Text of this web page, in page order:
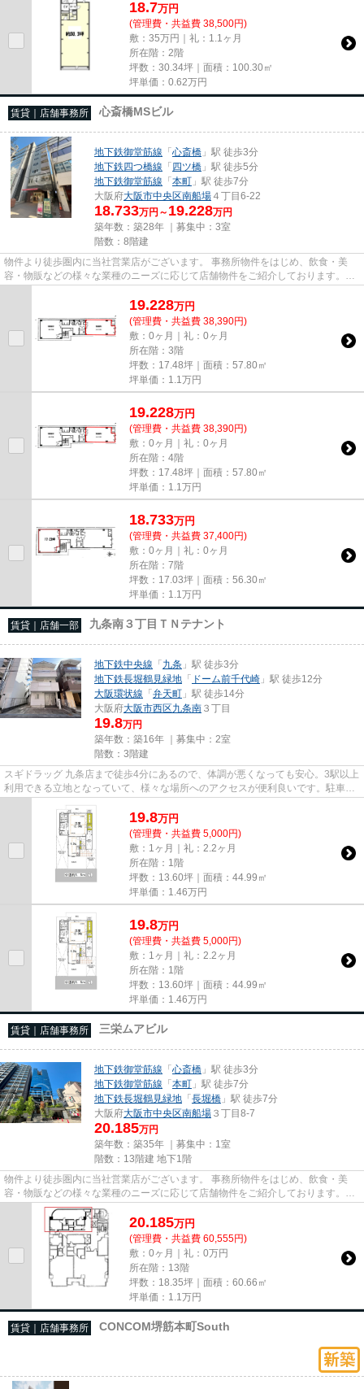
18.7万円
(管理費・共益費 38,500円)
敷：35万円｜礼：1.1ヶ月
所在階：2階
坪数：30.34坪｜面積：100.30㎡
坪単価： 0.62万円
賃貸｜店舗事務所 心斎橋MSビル
地下鉄御堂筋線 「心斎橋 」駅 徒歩3分
地下鉄四つ橋線 「四ツ橋 」駅 徒歩5分
地下鉄御堂筋線 「本町 」駅 徒歩7分
大阪府大阪市中央区南船場 ４丁目6-22
18.733万円～ 19.228万円
築年数：築28年 ｜募集中： 3室
階数：8階建
物件より徒歩圏内に当社営業店がございます。 事務所物件をはじめ、飲食・美
容・物販などの様々な業種のニーズに応じて店舗物件をご紹介しております。
尚、弊社ではおとり広告は一切...
19.228万円
(管理費・共益費 38,390円)
敷：0ヶ月｜礼：0ヶ月
所在階：3階
坪数：17.48坪｜面積：57.80㎡
坪単価： 1.1 万円
19.228万円
(管理費・共益費 38,390円)
敷：0ヶ月｜礼：0ヶ月
所在階：4階
坪数：17.48坪｜面積：57.80㎡
坪単価： 1.1 万円
18.733万円
(管理費・共益費 37,400円)
敷：0ヶ月｜礼：0ヶ月
所在階：7階
坪数：17.03坪｜面積：56.30㎡
坪単価： 1.1 万円
賃貸｜店舗一部 九条南３丁目ＴＮテナント
地下鉄中央線 「九条 」駅 徒歩3分
地下鉄長堀鶴見緑地 「 ドーム前千代崎 」駅 徒歩12分
大阪環状線 「弁天町 」駅 徒歩14分
大阪府大阪市西区九条南 ３丁目
19.8万円
築年数：築16年 ｜募集中： 2室
階数：3階建
スギドラッグ 九条店まで徒歩4分にあるので、体調が悪くなっても安心。3駅以上
利用できる立地となっていて、様々な場所へのアクセスが便利良いです。駐車場
までの距離は300mです。周辺...
19.8万円
(管理費・共益費 5,000円)
敷：1ヶ月｜礼：2.2ヶ月
所在階：1階
坪数：13.60坪｜面積：44.99㎡
坪単価： 1.46万円
19.8万円
(管理費・共益費 5,000円)
敷：1ヶ月｜礼：2.2ヶ月
所在階：1階
坪数：13.60坪｜面積：44.99㎡
坪単価： 1.46万円
賃貸｜店舗事務所 三栄ムアビル
地下鉄御堂筋線 「心斎橋 」駅 徒歩3分
地下鉄御堂筋線 「本町 」駅 徒歩7分
地下鉄長堀鶴見緑地 「長堀橋 」駅 徒歩7分
大阪府大阪市中央区南船場 ３丁目8-7
20.185万円
築年数：築35年 ｜募集中： 1室
階数：13階建 地下1階
物件より徒歩圏内に当社営業店がございます。 事務所物件をはじめ、飲食・美
容・物販などの様々な業種のニーズに応じて店舗物件をご紹介しております。
尚、弊社ではおとり広告は一切...
20.185万円
(管理費・共益費 60,555円)
敷：0ヶ月｜礼：0万円
所在階：13階
坪数：18.35坪｜面積：60.66㎡
坪単価： 1.1 万円
賃貸｜店舗事務所 CONCOM堺筋本町South